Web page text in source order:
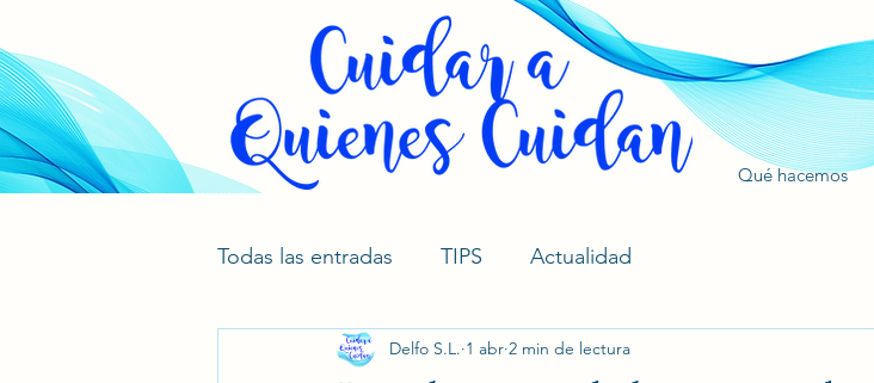
Qué hacemos
Todas las entradas TIPS Actualidad
Delfo S.L. 1 abr 2 min de lectura